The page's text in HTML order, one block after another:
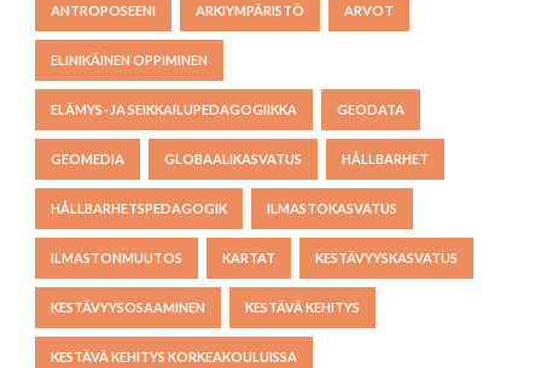
ANTROPOSEENI ARKIYMPÄRISTÖ ARVOT
ELINIKÄINEN OPPIMINEN
ELÄMYS- JA SEIKKAILUPEDAGOGIIKKA GEODATA
GEOMEDIA GLOBAALIKASVATUS HÅLLBARHET
HÅLLBARHETSPEDAGOGIK ILMASTOKASVATUS
ILMASTONMUUTOS KARTAT KESTÄVYYSKASVATUS
KESTÄVYYSOSAAMINEN KESTÄVÄ KEHITYS
KESTÄVÄ KEHITYS KORKEAKOULUISSA